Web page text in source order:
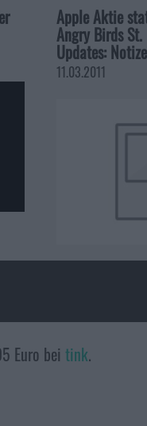
Apple Aktie
Angry Birds
Updates:
11.03.2011
Euro bei tink.